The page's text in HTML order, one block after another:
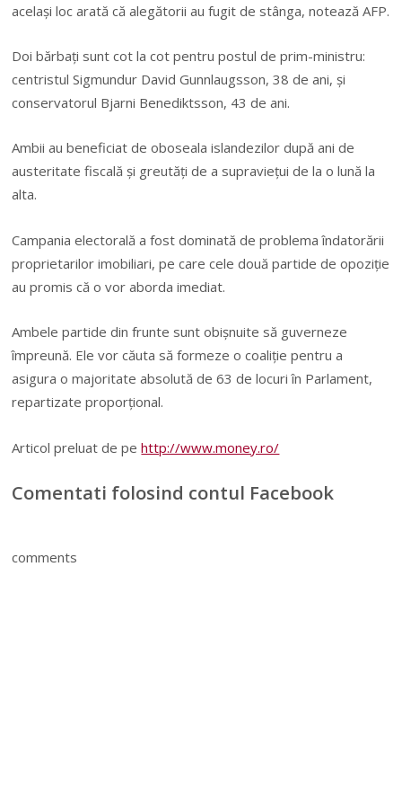
acelaşi loc arată că alegătorii au fugit de stânga, notează AFP.
Doi bărbaţi sunt cot la cot pentru postul de prim-ministru:
centristul Sigmundur David Gunnlaugsson, 38 de ani, şi
conservatorul Bjarni Benediktsson, 43 de ani.
Ambii au beneficiat de oboseala islandezilor după ani de
austeritate fiscală şi greutăţi de a supravieţui de la o lună la
alta.
Campania electorală a fost dominată de problema îndatorării
proprietarilor imobiliari, pe care cele două partide de opoziţie
au promis că o vor aborda imediat.
Ambele partide din frunte sunt obişnuite să guverneze
împreună. Ele vor căuta să formeze o coaliţie pentru a
asigura o majoritate absolută de 63 de locuri în Parlament,
repartizate proporţional.
Articol preluat de pehttp://www.money.ro/
Comentati folosind contul Facebook
comments